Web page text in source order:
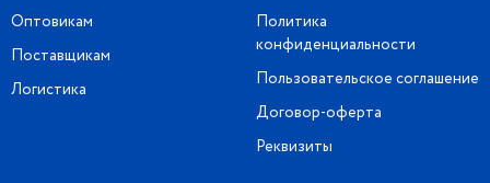
Оптовикам
Поставщикам
Логистика
Политика
конфиденциальности
Пользовательское соглашение
Договор-оферта
Реквизиты